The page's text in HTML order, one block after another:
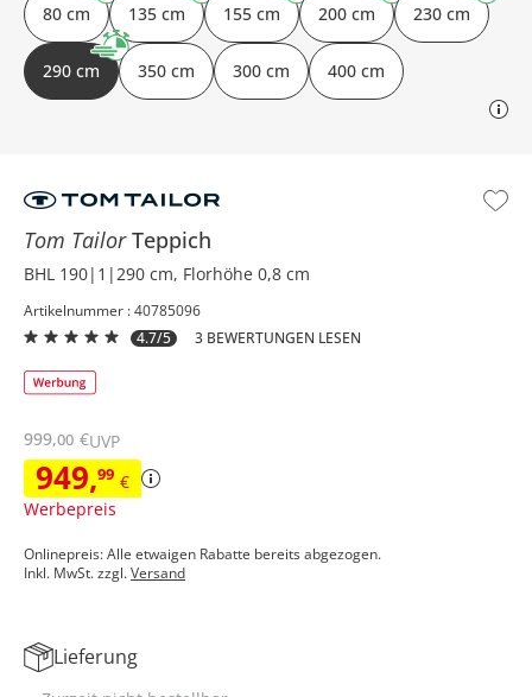
Tom TailorTeppich
BHL 190|1|290 cm, Florhöhe 0,8 cm
Artikelnummer : 40785096
4.7/5
3 BEWERTUNGEN LESEN
949,99 €
Werbepreis
999,00 €UVP
Onlinepreis: Alle etwaigen Rabatte bereits abgezogen.
Inkl. MwSt. zzgl.Versand
80 cm 135 cm 155 cm 200 cm 230 cm
290 cm 350 cm 300 cm 400 cm
Lieferung